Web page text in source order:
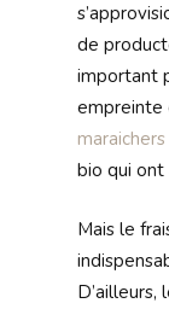
de
important
empreinte
bio qui ont
Mais le